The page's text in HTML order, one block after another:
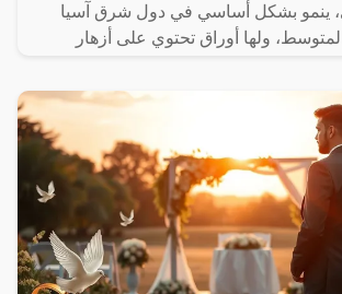
بشكل أساسي في دول شرق آسيا
ولها أوراق تحتوي على أزهار